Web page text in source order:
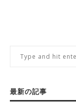
最新の記事